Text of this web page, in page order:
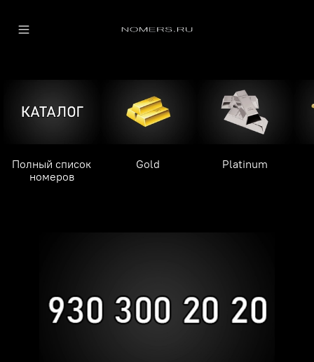
Полный список
номеров
Gold Platinum